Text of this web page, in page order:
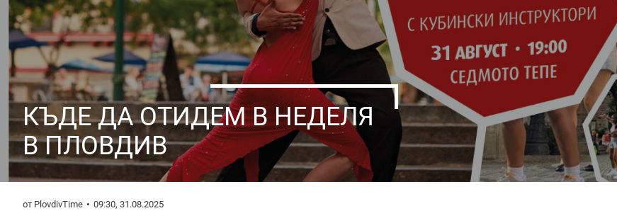
КЪДЕ ДА ОТИДЕМ В НЕДЕЛЯ
В ПЛОВДИВ
от PlovdivTime 09:30, 31.08.2025